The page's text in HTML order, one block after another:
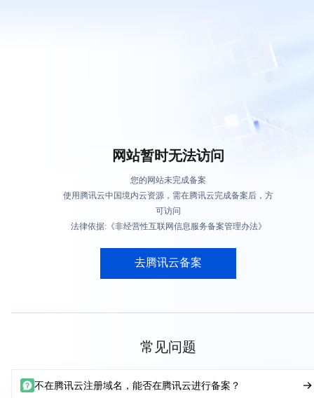
网站暂时无法访问
您的网站未完成备案
使用腾讯云中国境内云资源，需在腾讯云完成备案后，方
可访问
法律依据:《非经营性互联网信息服务备案管理办法》
去腾讯云备案
常见问题
不在腾讯云注册域名，能否在腾讯云进行备案？